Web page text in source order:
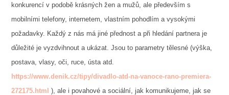
konkurencí v podobě krásných žen a mužů, ale především s
mobilními telefony, internetem, vlastním pohodlím a vysokými
požadavky. Každý z nás má jiné přednost a při hledání partnera je
důležité je vyzdvihnout a ukázat. Jsou to parametry tělesné (výška,
postava, vlasy, oči, ruce, ústa atd.
https://www.denik.cz/tipy/divadlo-atd-na-vanoce-rano-premiera-
272175.html ), ale i povahové a sociální, jak komunikujeme, jak se